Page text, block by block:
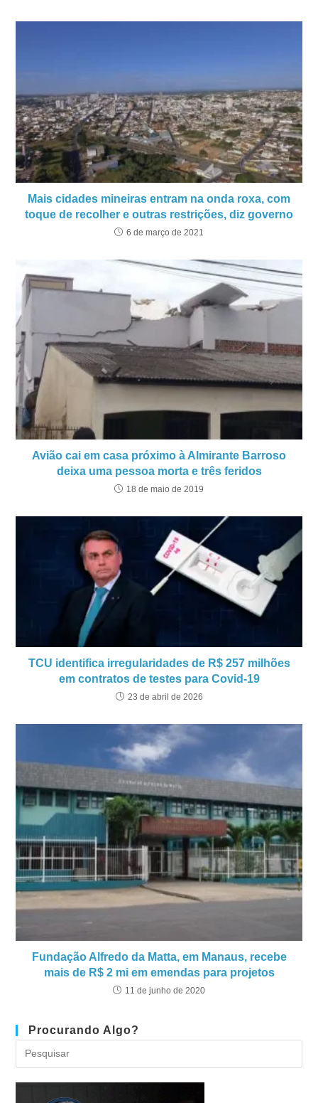
Mais cidades mineiras entram na onda roxa, com
toque de recolher e outras restrições, diz governo
6 de março de 2021
Avião cai em casa próximo à Almirante Barroso
deixa uma pessoa morta e três feridos
18 de maio de 2019
TCU identifica irregularidades de R$ 257 milhões
em contratos de testes para Covid-19
23 de abril de 2026
Fundação Alfredo da Matta, em Manaus, recebe
mais de R$ 2 mi em emendas para projetos
11 de junho de 2020
Procurando Algo?